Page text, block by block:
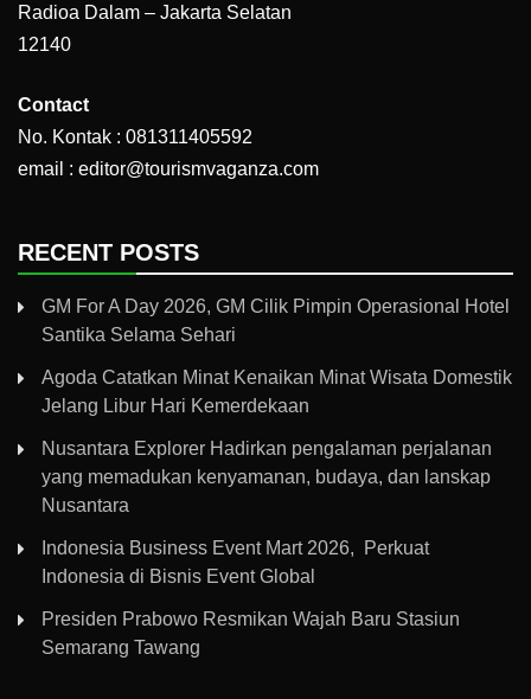
Radioa Dalam – Jakarta Selatan
12140
Contact
No. Kontak : 081311405592
email : editor@tourismvaganza.com
RECENT POSTS
GM For A Day 2026, GM Cilik Pimpin Operasional Hotel
Santika Selama Sehari
Agoda Catatkan Minat Kenaikan Minat Wisata Domestik
Jelang Libur Hari Kemerdekaan
Nusantara Explorer Hadirkan pengalaman perjalanan
yang memadukan kenyamanan, budaya, dan lanskap
Nusantara
Indonesia Business Event Mart 2026, Perkuat
Indonesia di Bisnis Event Global
Presiden Prabowo Resmikan Wajah Baru Stasiun
Semarang Tawang